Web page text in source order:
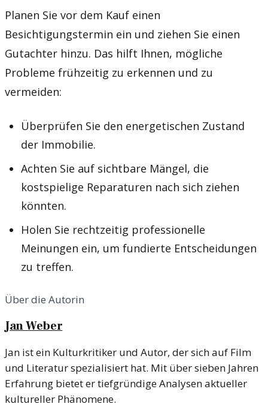
Planen Sie vor dem Kauf einen
Besichtigungstermin ein und ziehen Sie einen
Gutachter hinzu. Das hilft Ihnen, mögliche
Probleme frühzeitig zu erkennen und zu
vermeiden:
Überprüfen Sie den energetischen Zustand
der Immobilie.
Achten Sie auf sichtbare Mängel, die
kostspielige Reparaturen nach sich ziehen
könnten.
Holen Sie rechtzeitig professionelle
Meinungen ein, um fundierte Entscheidungen
zu treffen.
Über die Autorin
Jan Weber
Jan ist ein Kulturkritiker und Autor, der sich auf Film
und Literatur spezialisiert hat. Mit über sieben Jahren
Erfahrung bietet er tiefgründige Analysen aktueller
kultureller Phänomene.